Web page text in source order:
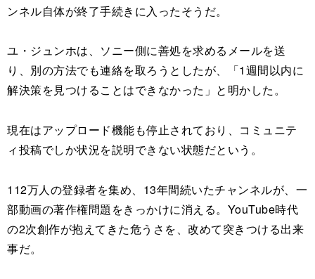
ンネル自体が終了手続きに入ったそうだ。
ユ・ジュンホは、ソニー側に善処を求めるメールを送
り、別の方法でも連絡を取ろうとしたが、「1週間以内に
解決策を見つけることはできなかった」と明かした。
現在はアップロード機能も停止されており、コミュニテ
ィ投稿でしか状況を説明できない状態だという。
112万人の登録者を集め、13年間続いたチャンネルが、一
部動画の著作権問題をきっかけに消える。YouTube時代
の2次創作が抱えてきた危うさを、改めて突きつける出来
事だ。